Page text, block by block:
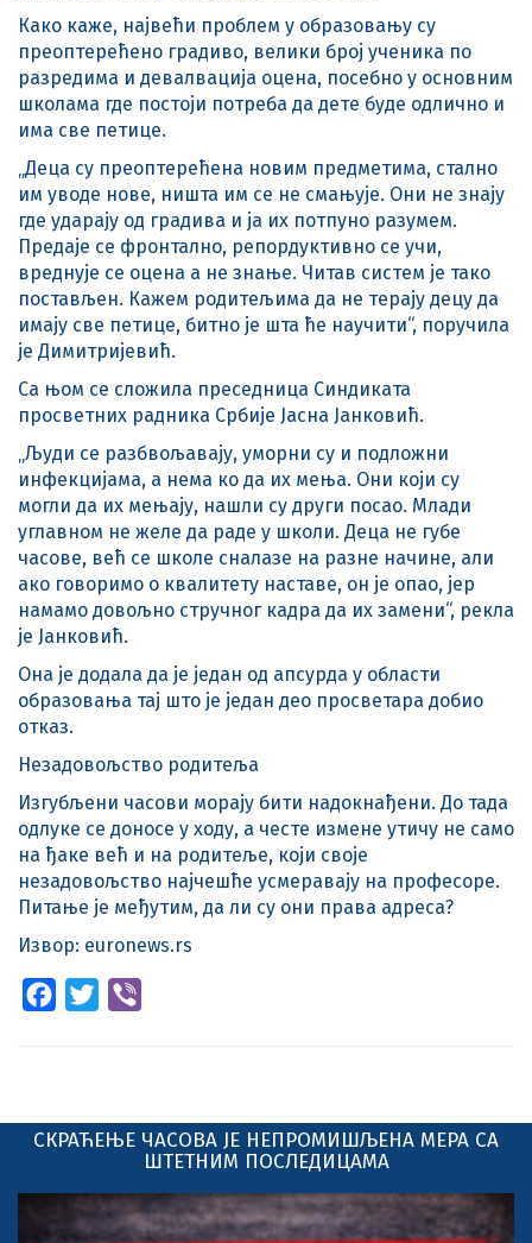
Како каже, највећи проблем у образовању су
преоптерећено градиво, велики број ученика по
разредима и девалвација оцена, посебно у основним
школама где постоји потреба да дете буде одлично и
има све петице.
„Деца су преоптерећена новим предметима, стално
им уводе нове, ништа им се не смањује. Они не знају
где ударају од градива и ја их потпуно разумем.
Предаје се фронтално, репордуктивно се учи,
вреднује се оцена а не знање. Читав систем је тако
постављен. Кажем родитељима да не терају децу да
имају све петице, битно је шта ће научити“, поручила
је Димитријевић.
Са њом се сложила преседница Синдиката
просветних радника Србије Јасна Јанковић.
„Људи се разбвољавају, уморни су и подложни
инфекцијама, а нема ко да их мења. Они који су
могли да их мењају, нашли су други посао. Млади
углавном не желе да раде у школи. Деца не губе
часове, већ се школе сналазе на разне начине, али
ако говоримо о квалитету наставе, он је опао, јер
намамо довољно стручног кадра да их замени“, рекла
је Јанковић.
Она је додала да је један од апсурда у области
образовања тај што је један део просветара добио
отказ.
Незадовољство родитеља
Изгубљени часови морају бити надокнађени. До тада
одлуке се доносе у ходу, а честе измене утичу не само
на ђаке већ и на родитеље, који своје
незадовољство најчешће усмеравају на професоре.
Питање је међутим, да ли су они права адреса?
Извор: euronews.rs
Facebook
Twitter
СКРАЋЕЊЕ ЧАСОВА ЈЕ НЕПРОМИШЉЕНА МЕРА СА
ШТЕТНИМ ПОСЛЕДИЦАМА